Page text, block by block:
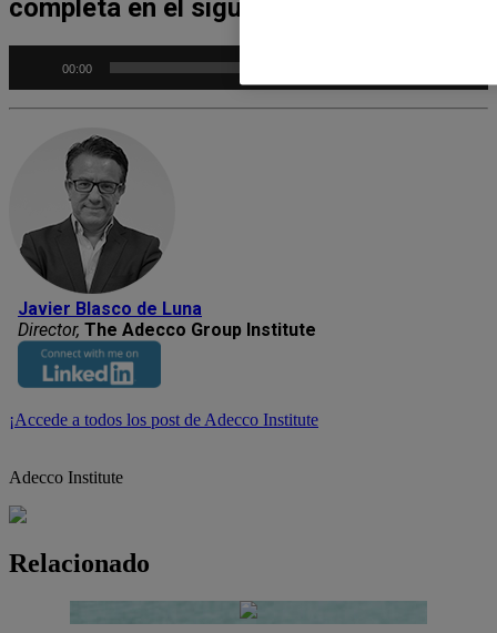
completa en el siguiente Podcast
audio
00:00
Javier Blasco de Luna
Director, The Adecco Group Institute
¡Accede a todos los post de Adecco Institute
Adecco Institute
Relacionado